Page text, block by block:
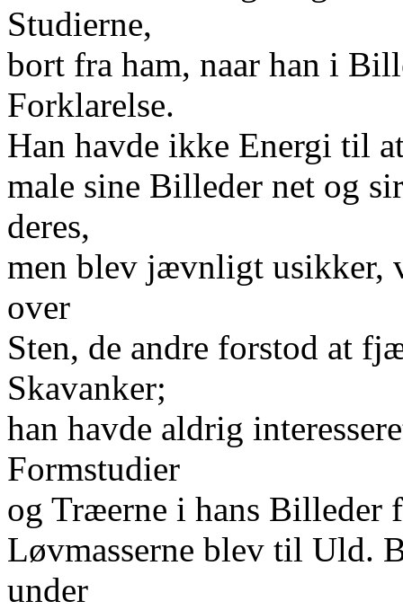
Studierne,
bort fra ham, naar han i
Forklarelse.
Han havde ikke Energi til
male sine Billeder net og
deres,
men blev jævnligt usikker,
over
Sten, de andre forstod at
Skavanker;
han havde aldrig
Formstudier
og Træerne i hans Billeder
Løvmasserne blev til Uld.
under